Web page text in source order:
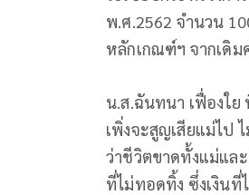
พ.ศ.2562 จำนวน
หลักเกณฑ์ฯ จากเดิม
น.ส.ฉันทนา เฟื่องใย
เพิ่งจะสูญเสียแม่ไป
ว่าชีวิตขาดทั้งแม่แล
ที่ไม่ทอดทิ้ง ซึ่งเงินที่